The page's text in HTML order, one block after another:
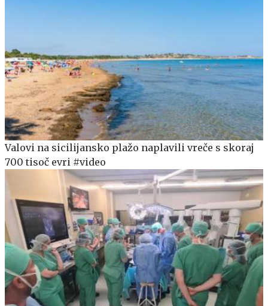
Valovi na sicilijansko plažo naplavili vreče s skoraj
700 tisoč evri #video